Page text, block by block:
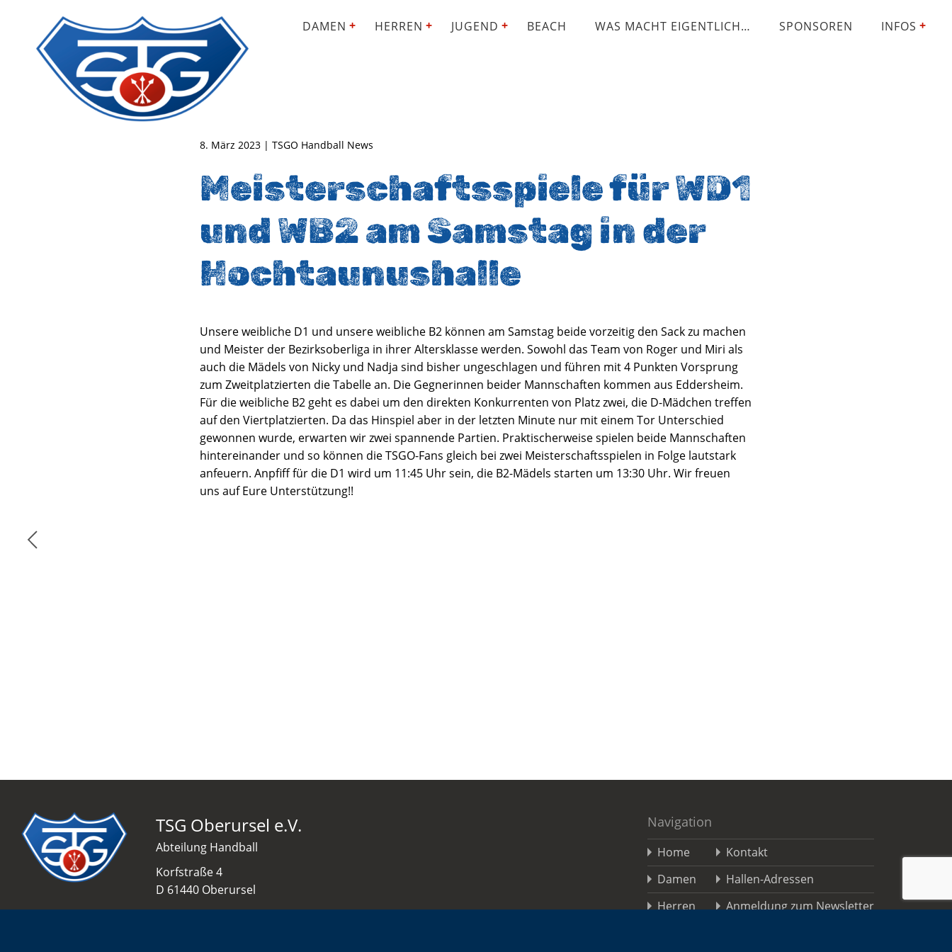
DAMEN HERREN JUGEND BEACH WAS MACHT EIGENTLICH… SPONSOREN INFOS
8. März 2023 | TSGO Handball News
Meisterschaftsspiele für WD1
und WB2 am Samstag in der
Hochtaunushalle
Unsere weibliche D1 und unsere weibliche B2 können am Samstag beide vorzeitig den Sack zu machen
und Meister der Bezirksoberliga in ihrer Altersklasse werden. Sowohl das Team von Roger und Miri als
auch die Mädels von Nicky und Nadja sind bisher ungeschlagen und führen mit 4 Punkten Vorsprung
zum Zweitplatzierten die Tabelle an. Die Gegnerinnen beider Mannschaften kommen aus Eddersheim.
Für die weibliche B2 geht es dabei um den direkten Konkurrenten von Platz zwei, die D-Mädchen treffen
auf den Viertplatzierten. Da das Hinspiel aber in der letzten Minute nur mit einem Tor Unterschied
gewonnen wurde, erwarten wir zwei spannende Partien. Praktischerweise spielen beide Mannschaften
hintereinander und so können die TSGO-Fans gleich bei zwei Meisterschaftsspielen in Folge lautstark
anfeuern. Anpfiff für die D1 wird um 11:45 Uhr sein, die B2-Mädels starten um 13:30 Uhr. Wir freuen
uns auf Eure Unterstützung!!
TSG Oberursel e.V.
Abteilung Handball
Korfstraße 4
D 61440 Oberursel
info@tsgo-handball.rocks
Navigation
Home
Damen
Herren
Kontakt
Hallen-Adressen
Anmeldung zum Newsletter